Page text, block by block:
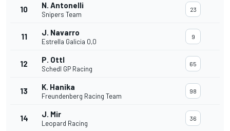
10 N. Antonelli
Snipers Team
23
11 J. Navarro
Estrella Galicia 0,0
9
12 P. Ottl
Schedl GP Racing
65
13 K. Hanika
Freundenberg Racing Team
98
14 J. Mir
Leopard Racing
36